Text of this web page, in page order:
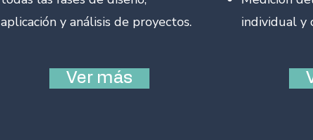
aplicación y análisis de proyectos.
Ver más
individual y